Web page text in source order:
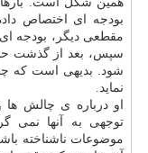
بودجه ای اختصاص
مقطعی دیگر، بودجه
سپس، بعد از گذشت
شود. بدیهی است که
نماید.
او درباره ی چالش
توجهی به آنها نمی
موضوعات ناشناخته